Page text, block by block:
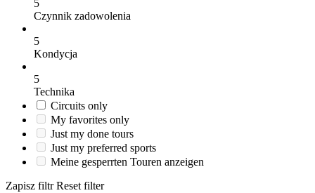
5
Czynnik zadowolenia
5
Kondycja
5
Technika
Circuits only
My favorites only
Just my done tours
Just my preferred sports
Meine gesperrten Touren anzeigen
Zapisz filtr Reset filter